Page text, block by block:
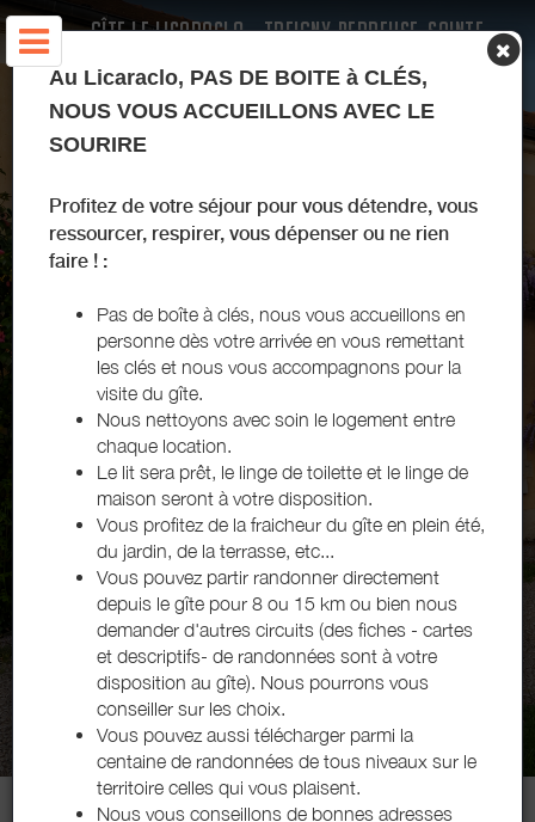
GÎTE LE LICARACLO - TREIGNY-PERREUSE-SAINTE-
COLOMBE - PUISAYE-FORTERRE
Au Licaraclo, PAS DE BOITE à CLÉS,
NOUS VOUS ACCUEILLONS AVEC LE
SOURIRE
Profitez de votre séjour pour vous détendre, vous
ressourcer, respirer, vous dépenser ou ne rien
faire ! :
Pas de boîte à clés, nous vous accueillons en
personne dès votre arrivée en vous remettant
les clés et nous vous accompagnons pour la
visite du gîte.
Nous nettoyons avec soin le logement entre
chaque location.
Le lit sera prêt, le linge de toilette et le linge de
maison seront à votre disposition.
Vous profitez de la fraicheur du gîte en plein été,
du jardin, de la terrasse, etc...
Vous pouvez partir randonner directement
depuis le gîte pour 8 ou 15 km ou bien nous
demander d'autres circuits (des fiches - cartes
et descriptifs- de randonnées sont à votre
disposition au gîte). Nous pourrons vous
conseiller sur les choix.
Vous pouvez aussi télécharger parmi la
centaine de randonnées de tous niveaux sur le
territoire celles qui vous plaisent.
Nous vous conseillons de bonnes adresses